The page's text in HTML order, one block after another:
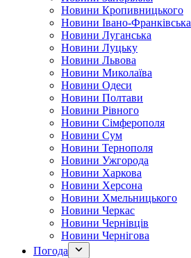
Новини Кропивницького
Новини Івано-Франківська
Новини Луганська
Новини Луцьку
Новини Львова
Новини Миколаїва
Новини Одеси
Новини Полтави
Новини Рівного
Новини Сімферополя
Новини Сум
Новини Тернополя
Новини Ужгорода
Новини Харкова
Новини Херсона
Новини Хмельницького
Новини Черкас
Новини Чернівців
Новини Чернігова
Погода